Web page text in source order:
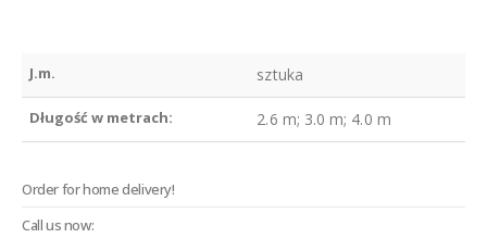
J.m. sztuka
Długość w metrach: 2.6 m; 3.0 m; 4.0 m
Order for home delivery!
Call us now: